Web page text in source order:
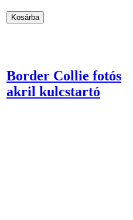
Border Collie fotós
akril kulcstartó